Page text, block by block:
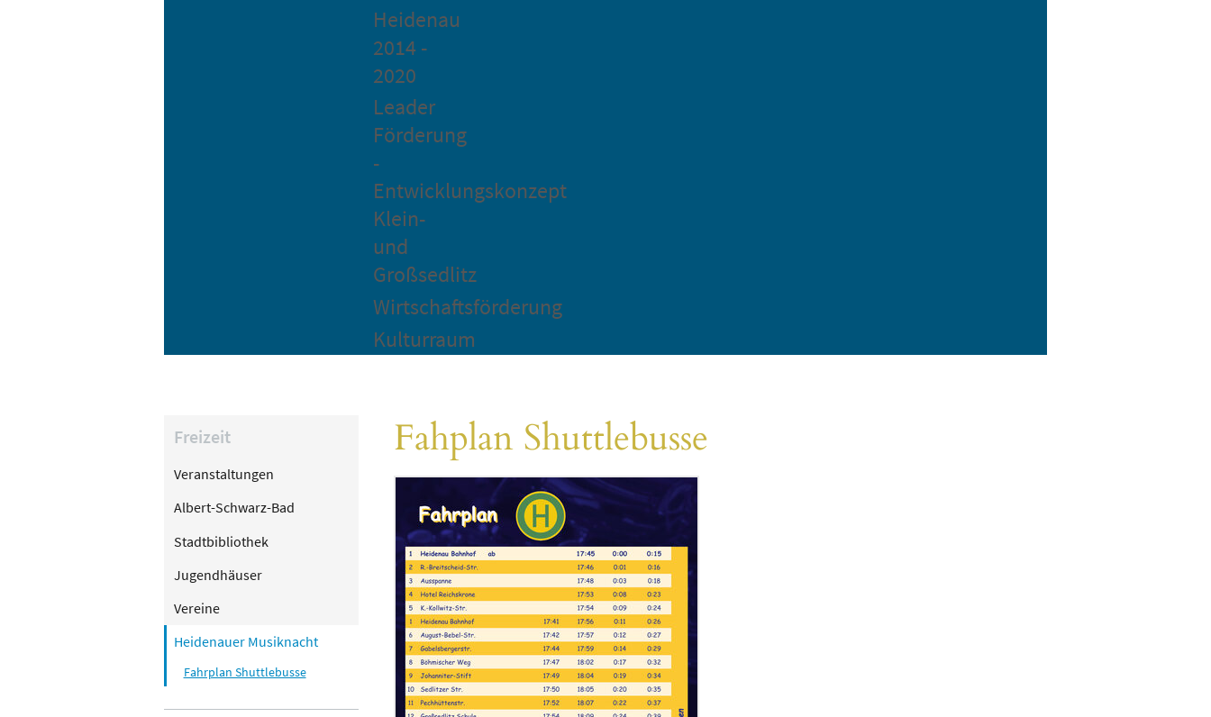
Heidenau
2014 -
2020
Leader
Förderung
-
Entwicklungskonzept
Klein-
und
Großsedlitz
Wirtschaftsförderung
Kulturraum
Freizeit
Veranstaltungen
Albert-Schwarz-Bad
Stadtbibliothek
Jugendhäuser
Vereine
Heidenauer Musiknacht
Fahrplan Shuttlebusse
Fahplan Shuttlebusse